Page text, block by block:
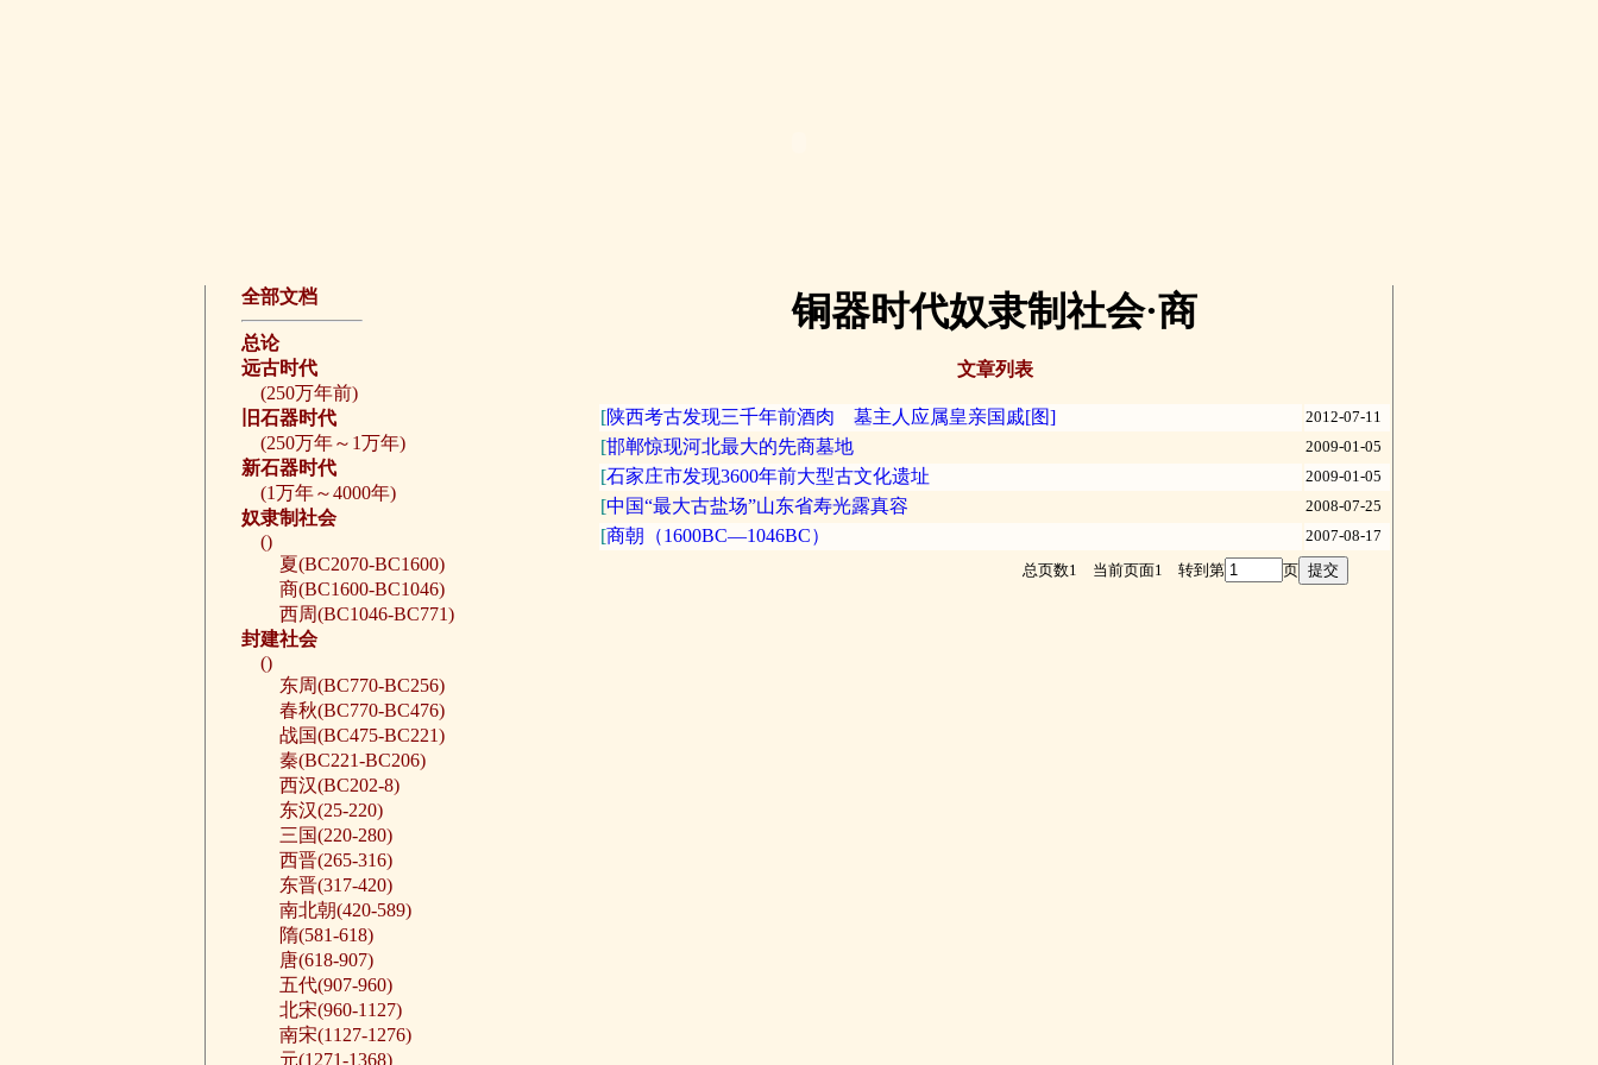
全部文档
总论
远古时代
(250万年前)
旧石器时代
(250万年～1万年)
新石器时代
(1万年～4000年)
奴隶制社会
()
夏(BC2070-BC1600)
商(BC1600-BC1046)
西周(BC1046-BC771)
封建社会
()
东周(BC770-BC256)
春秋(BC770-BC476)
战国(BC475-BC221)
秦(BC221-BC206)
西汉(BC202-8)
东汉(25-220)
三国(220-280)
西晋(265-316)
东晋(317-420)
南北朝(420-589)
隋(581-618)
唐(618-907)
五代(907-960)
北宋(960-1127)
南宋(1127-1276)
元(1271-1368)
铜器时代奴隶制社会·商
文章列表
[陕西考古发现三千年前酒肉 墓主人应属皇亲国戚[图] 2012-07-11
[邯郸惊现河北最大的先商墓地 2009-01-05
[石家庄市发现3600年前大型古文化遗址 2009-01-05
[中国“最大古盐场”山东省寿光露真容 2008-07-25
[商朝（1600BC—1046BC）
2007-08-17
总页数1 当前页面1 转到第
页